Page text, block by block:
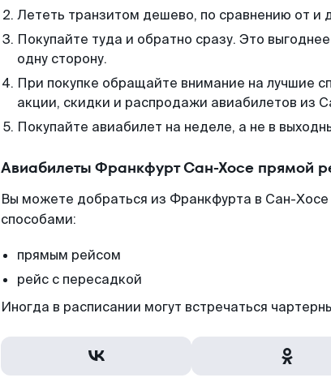
Лететь транзитом дешево, по сравнению от и
Покупайте туда и обратно сразу. Это
одну сторону.
При покупке обращайте внимание на лучшие
акции, скидки и распродажи авиабилетов из
Покупайте авиабилет на неделе, а не в
Авиабилеты Франкфурт Сан-Хосе прямой
Вы можете добраться из Франкфурта в Сан-
способами:
прямым рейсом
рейс с пересадкой
Иногда в расписании могут встречаться